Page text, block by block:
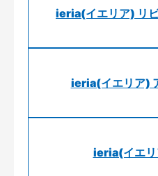
ieria(イエリア) リ
ieria(イエリア)
ieria(イエリ